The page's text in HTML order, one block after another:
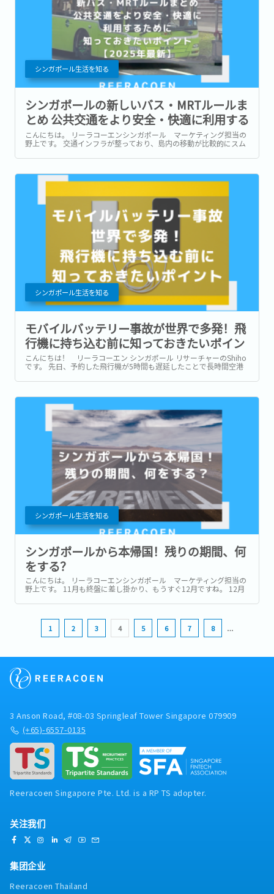
シンガポール生活を知る
シンガポールの新しいバス・MRTルールま
とめ 公共交通をより安全・快適に利用する
ために知っておきたいポイント【2025年最
新】
こんにちは。 リーラコーエンシンガポール マーケティング担当の
野上です。 交通インフラが整っており、島内の移動が比較的にスム
ことで、タクシーやGrabを利用せずに様々な場所への行き来が叶う
シンガポール生活を知る
モバイルバッテリー事故が世界で多発！飛
行機に持ち込む前に知っておきたいポイン
ト(2026年4月変更)
こんにちは！ リーラコーエン シンガポール リサーチャーのShiho
です。 先日、予約した飛行機が5時間も遅延したことで長時間空港
しまい、肝を冷やす場面がありました。...
シンガポール生活を知る
シンガポールから本帰国！残りの期間、何
をする？
こんにちは。 リーラコーエンシンガポール マーケティング担当の
野上です。 11月も終盤に差し掛かり、もうすぐ12月ですね。 12月
時期でもあります。...
1 2 3 4 5 6 7 8 …
3 Anson Road, #08-03 Springleaf Tower Singapore 079909
(+65)-6557-0135
Reeracoen Singapore Pte. Ltd. is a RP TS adopter.
关注我们
集团企业
Reeracoen Thailand